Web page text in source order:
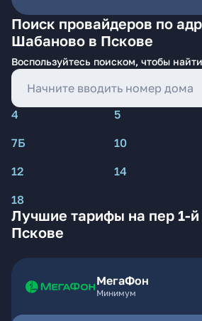
Поиск провайдеров по
Шабаново в Пскове
Воспользуйтесь поиском, чтобы
4 5
7Б
10
12
14
18
Лучшие тарифы на пер 1-
Пскове
МегаФон
Минимум